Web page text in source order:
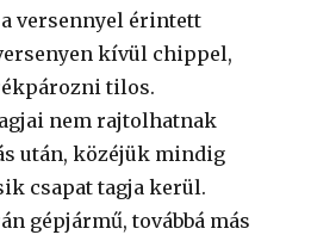
versennyel érintett
kívül chippel,
tilos.
nem rajtolhatnak
után, közéjük mindig
csapat tagja kerül.
gépjármű, továbbá más